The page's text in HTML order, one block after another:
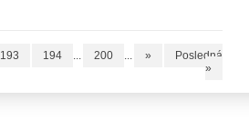
193 194 ... 200 ... »
Posledná
»